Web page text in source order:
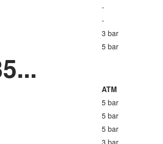
-
-
3 bar
5 bar
ATM
5 bar
5 bar
5 bar
3 bar